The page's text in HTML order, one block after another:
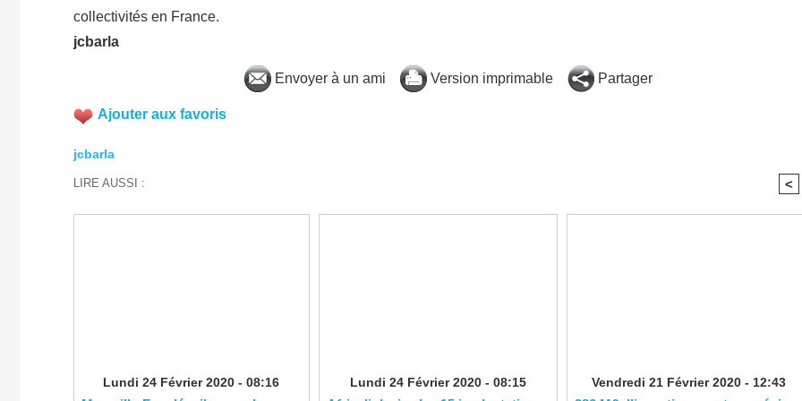
collectivités en France.
jcbarla
Envoyer à un ami Version imprimable Partager
Ajouter aux favoris
jcbarla
LIRE AUSSI : <
Lundi 24 Février 2020 - 08:16 Lundi 24 Février 2020 - 08:15 Vendredi 21 Février 2020 - 12:43